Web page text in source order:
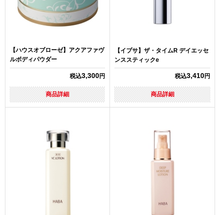
【ハウスオブローゼ】アクアファヴ
ルボディパウダー
税込3,300円
商品詳細
【イプサ】ザ・タイムR デイエッセ
ンススティックe
税込3,410円
商品詳細